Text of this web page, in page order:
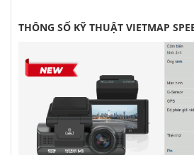
THÔNG SỐ KỸ THUẬT VIETMAP